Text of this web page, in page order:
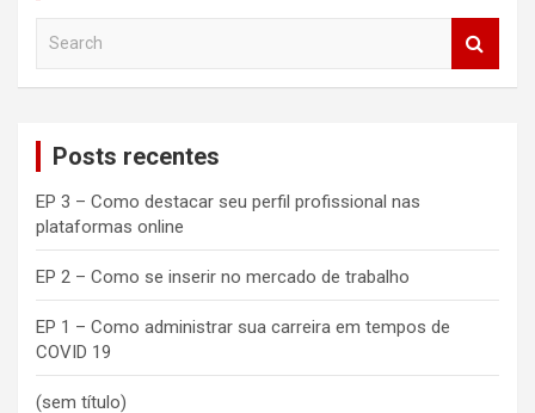
Posts recentes
EP 3 – Como destacar seu perfil profissional nas
plataformas online
EP 2 – Como se inserir no mercado de trabalho
EP 1 – Como administrar sua carreira em tempos de
COVID 19
(sem título)